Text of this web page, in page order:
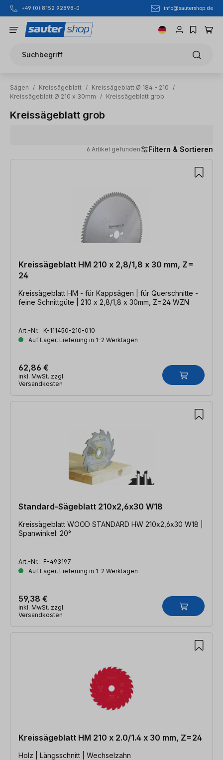
Zum Hauptinhalt springen
+49 (0) 8152 92898-0 info@sautershop.de
Suchbegriff
Sägen / Kreissägeblatt / Kreissägeblatt Ø 184 - 210
/
Kreissägeblatt Ø 210 x 30mm
/ Kreissägeblatt grob
Kreissägeblatt grob
6 Artikel gefunden Filtern & Sortieren
6 Artikel gefunden
Kreissägeblatt HM 210 x 2,8/1,8 x 30 mm, Z=
24
Kreissägeblatt HM - für Kappsägen | für Querschnitte -
feine Schnittgüte | 210 x 2,8/1,8 x 30mm, Z=24 WZN
Art.-Nr.: K-111450-210-010
Auf Lager, Lieferung in 1-2 Werktagen
62,86 €
inkl. MwSt. zzgl.
Versandkosten
Standard-Sägeblatt 210x2,6x30 W18
Kreissägeblatt WOOD STANDARD HW 210x2,6x30 W18 |
Spanwinkel: 20°
Art.-Nr.: F-493197
Auf Lager, Lieferung in 1-2 Werktagen
59,38 €
inkl. MwSt. zzgl.
Versandkosten
Kreissägeblatt HM 210 x 2.0/1.4 x 30 mm, Z=24
Holz | Längsschnitt | Wechselzahn